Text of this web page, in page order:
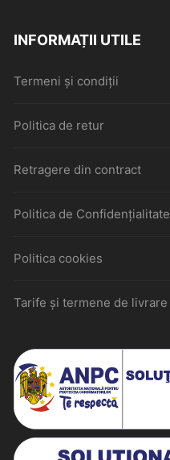
INFORMAȚII UTILE
Termeni și condiții
Politica de retur
Retragere din contract
Politica de Confidențialitate
Politica cookies
Tarife și termene de livrare